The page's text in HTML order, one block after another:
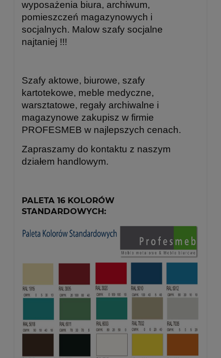
wyposażenia biura, archiwum,
pomieszczeń magazynowych i
socjalnych. Malow szafy socjalne
najtaniej !!!
Szafy aktowe, biurowe, szafy
kartotekowe, meble medyczne,
warsztatowe, regały archiwalne i
magazynowe zakupisz w firmie
PROFESMEB w najlepszych cenach.
Zapraszamy do kontaktu z naszym
działem handlowym.
PALETA 16 KOLORÓW
STANDARDOWYCH: